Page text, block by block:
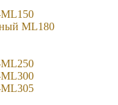
ML180